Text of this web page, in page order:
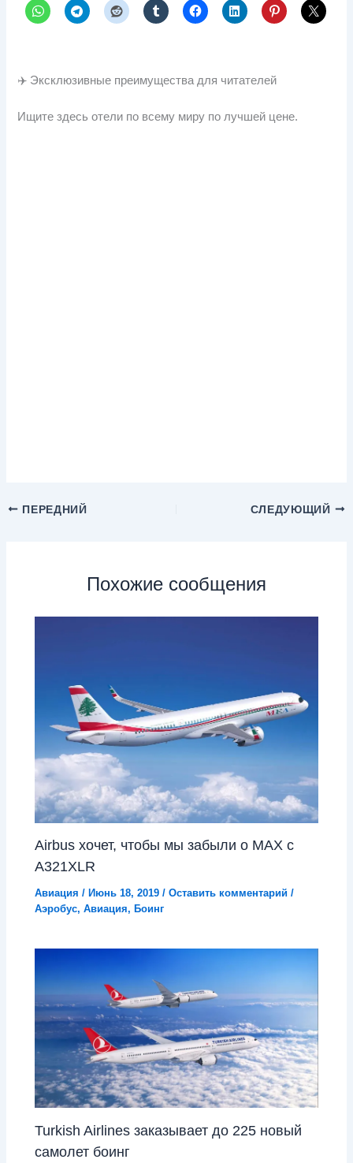
✈️ Эксклюзивные преимущества для читателей
Ищите здесь отели по всему миру по лучшей цене.
ПЕРЕДНИЙ СЛЕДУЮЩИЙ
Похожие сообщения
Airbus хочет, чтобы мы забыли о MAX с
A321XLR
Авиация / Июнь 18, 2019/Оставить комментарий /
Аэробус,Авиация, Боинг
Turkish Airlines заказывает до 225 новый
самолет боинг